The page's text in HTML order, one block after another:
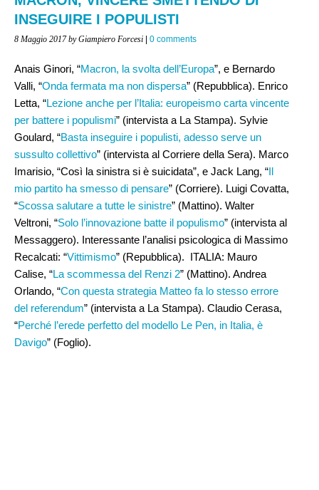
INSEGUIRE I POPULISTI
8 Maggio 2017 by Giampiero Forcesi | 0 comments
Anais Ginori, “Macron, la svolta dell’Europa”, e Bernardo
Valli, “Onda fermata ma non dispersa” (Repubblica). Enrico
Letta, “Lezione anche per l’Italia: europeismo carta vincente
per battere i populismi” (intervista a La Stampa). Sylvie
Goulard, “Basta inseguire i populisti, adesso serve un
sussulto collettivo” (intervista al Corriere della Sera). Marco
Imarisio, “Così la sinistra si è suicidata”, e Jack Lang, “Il
mio partito ha smesso di pensare” (Corriere). Luigi Covatta,
“Scossa salutare a tutte le sinistre” (Mattino). Walter
Veltroni, “Solo l’innovazione batte il populismo” (intervista al
Messaggero). Interessante l’analisi psicologica di Massimo
Recalcati: “Vittimismo” (Repubblica). ITALIA: Mauro
Calise, “La scommessa del Renzi 2” (Mattino). Andrea
Orlando, “Con questa strategia Matteo fa lo stesso errore
del referendum” (intervista a La Stampa). Claudio Cerasa,
“Perché l’erede perfetto del modello Le Pen, in Italia, è
Davigo” (Foglio).